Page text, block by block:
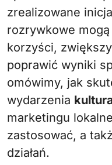
zrealizowane
rozrywkowe
korzyści,
poprawić wyniki
omówimy, jak
wydarzenia
marketingu
zastosować, a
działań.